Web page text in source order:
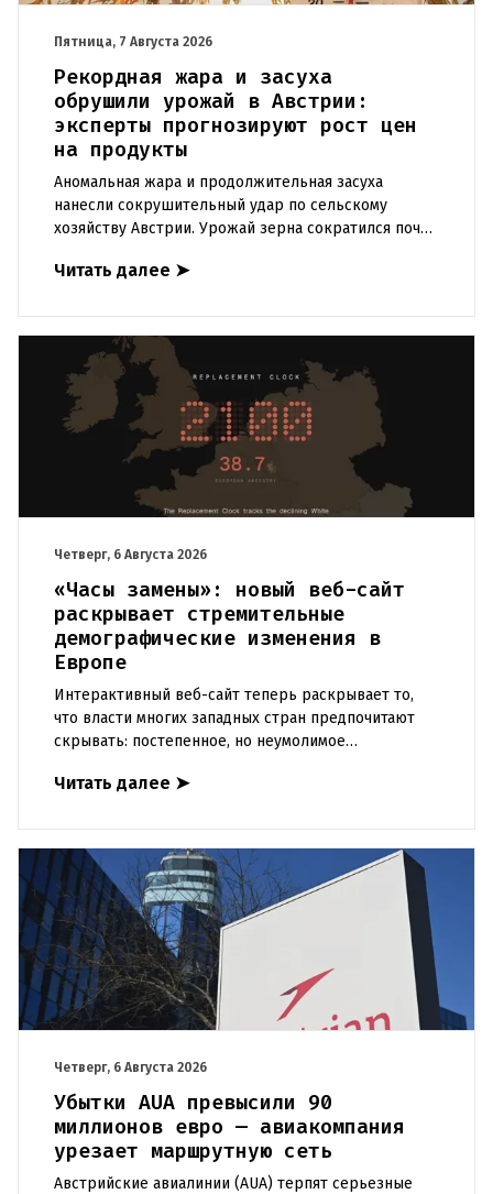
Пятница, 7 Августа 2026
Рекордная жара и засуха
обрушили урожай в Австрии:
эксперты прогнозируют рост цен
на продукты
Аномальная жара и продолжительная засуха
нанесли сокрушительный удар по сельскому
хозяйству Австрии. Урожай зерна сократился почти
достигают 80 процентов.
Читать далее ➤
Четверг, 6 Августа 2026
«Часы замены»: новый веб-сайт
раскрывает стремительные
демографические изменения в
Европе
Интерактивный веб-сайт теперь раскрывает то,
что власти многих западных стран предпочитают
скрывать: постепенное, но неумолимое
происхождения. «Часы замен
Читать далее ➤
Четверг, 6 Августа 2026
Убытки AUA превысили 90
миллионов евро — авиакомпания
урезает маршрутную сеть
Австрийские авиалинии (AUA) терпят серьезные